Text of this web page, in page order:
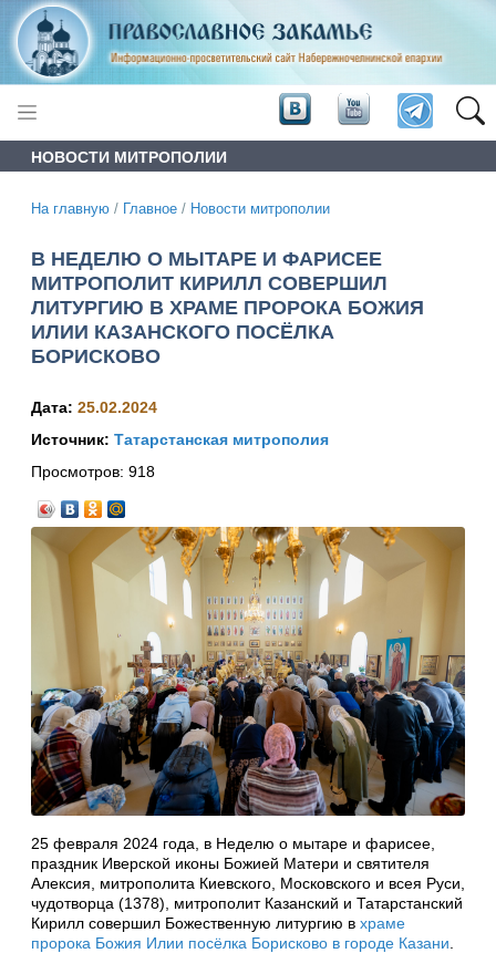
НОВОСТИ МИТРОПОЛИИ
На главную / Главное / Новости митрополии
В НЕДЕЛЮ О МЫТАРЕ И ФАРИСЕЕ
МИТРОПОЛИТ КИРИЛЛ СОВЕРШИЛ
ЛИТУРГИЮ В ХРАМЕ ПРОРОКА БОЖИЯ
ИЛИИ КАЗАНСКОГО ПОСЁЛКА
БОРИСКОВО
Дата: 25.02.2024
Источник: Татарстанская митрополия
Просмотров: 918
25 февраля 2024 года, в Неделю о мытаре и фарисее,
праздник Иверской иконы Божией Матери и святителя
Алексия, митрополита Киевского, Московского и всея Руси,
чудотворца (1378), митрополит Казанский и Татарстанский
Кирилл совершил Божественную литургию в храме
пророка Божия Илии посёлка Борисково в городе Казани